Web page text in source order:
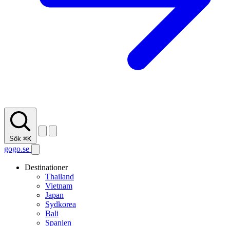
Sök ⌘K
gogo.se
Destinationer
Thailand
Vietnam
Japan
Sydkorea
Bali
Spanien